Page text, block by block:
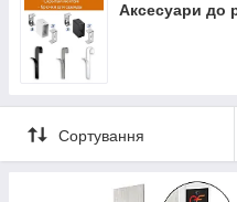
Аксесуари до
Сортування